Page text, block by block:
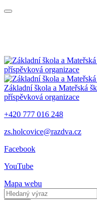
příspěvková organizace
Základní škola a Mateřská
příspěvková organizace
+420 777 016 248
zs.holcovice@razdva.cz
Facebook
YouTube
Mapa webu